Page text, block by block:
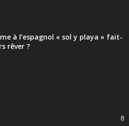
à l’espagnol « sol y playa » fait-
rêver ?
8